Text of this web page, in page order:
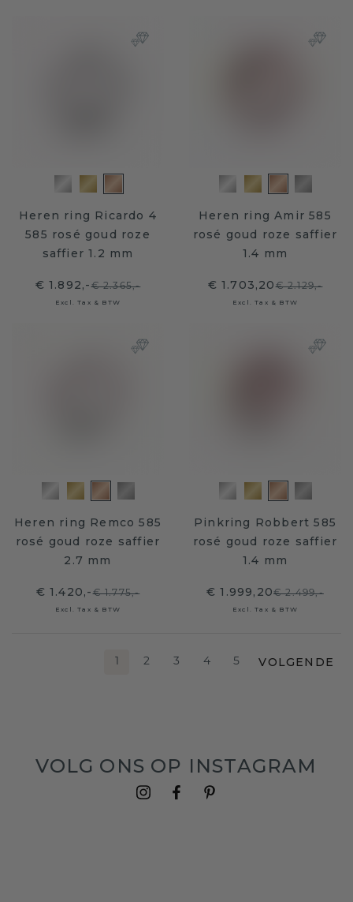
Heren ring Ricardo 4
585 rosé goud roze
saffier 1.2 mm
€ 1.892,-€ 2.365,-
Excl. Tax & BTW
Heren ring Amir 585
rosé goud roze saffier
1.4 mm
€ 1.703,20€ 2.129,-
Excl. Tax & BTW
Heren ring Remco 585
rosé goud roze saffier
2.7 mm
€ 1.420,-€ 1.775,-
Excl. Tax & BTW
Pinkring Robbert 585
rosé goud roze saffier
1.4 mm
€ 1.999,20€ 2.499,-
Excl. Tax & BTW
1 2 3 4 5 VOLGENDE
VOLG ONS OP INSTAGRAM